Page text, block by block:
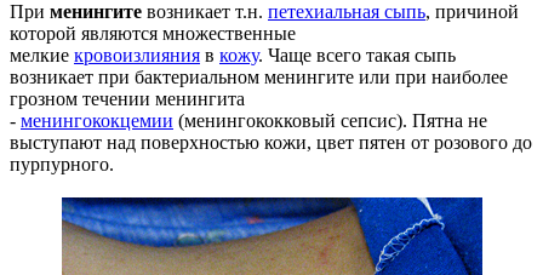
При менингите возникает т.н. петехиальная сыпь, причиной
которой являются множественные
мелкие кровоизлияния в кожу. Чаще всего такая сыпь
возникает при бактериальном менингите или при наиболее
грозном течении менингита
- менингококцемии (менингококковый сепсис). Пятна не
выступают над поверхностью кожи, цвет пятен от розового до
пурпурного.